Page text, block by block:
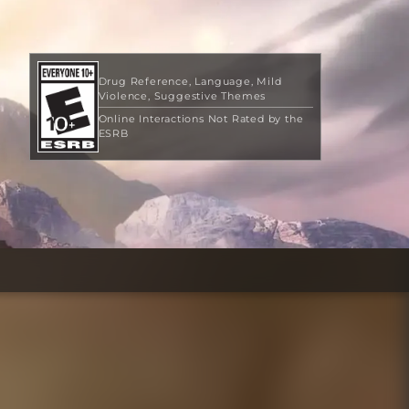
Drug Reference Language
Mild
Violence
Suggestive Themes
Online Interactions Not Rated by the
ESRB